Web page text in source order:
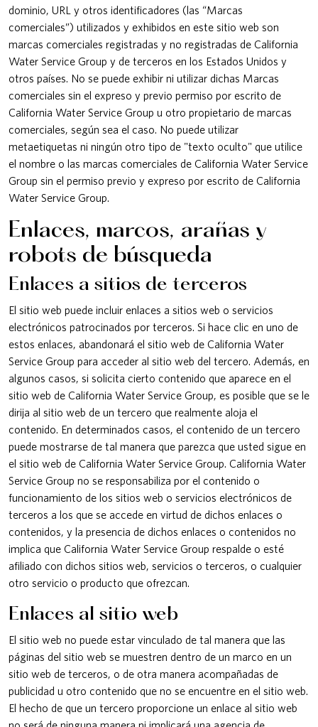
dominio, URL y otros identificadores (las “Marcas
comerciales”) utilizados y exhibidos en este sitio web son
marcas comerciales registradas y no registradas de California
Water Service Group y de terceros en los Estados Unidos y
otros países. No se puede exhibir ni utilizar dichas Marcas
comerciales sin el expreso y previo permiso por escrito de
California Water Service Group u otro propietario de marcas
comerciales, según sea el caso. No puede utilizar
metaetiquetas ni ningún otro tipo de "texto oculto" que utilice
el nombre o las marcas comerciales de California Water Service
Group sin el permiso previo y expreso por escrito de California
Water Service Group.
Enlaces, marcos, arañas y
robots de búsqueda
Enlaces a sitios de terceros
El sitio web puede incluir enlaces a sitios web o servicios
electrónicos patrocinados por terceros. Si hace clic en uno de
estos enlaces, abandonará el sitio web de California Water
Service Group para acceder al sitio web del tercero. Además, en
algunos casos, si solicita cierto contenido que aparece en el
sitio web de California Water Service Group, es posible que se le
dirija al sitio web de un tercero que realmente aloja el
contenido. En determinados casos, el contenido de un tercero
puede mostrarse de tal manera que parezca que usted sigue en
el sitio web de California Water Service Group. California Water
Service Group no se responsabiliza por el contenido o
funcionamiento de los sitios web o servicios electrónicos de
terceros a los que se accede en virtud de dichos enlaces o
contenidos, y la presencia de dichos enlaces o contenidos no
implica que California Water Service Group respalde o esté
afiliado con dichos sitios web, servicios o terceros, o cualquier
otro servicio o producto que ofrezcan.
Enlaces al sitio web
El sitio web no puede estar vinculado de tal manera que las
páginas del sitio web se muestren dentro de un marco en un
sitio web de terceros, o de otra manera acompañadas de
publicidad u otro contenido que no se encuentre en el sitio web.
El hecho de que un tercero proporcione un enlace al sitio web